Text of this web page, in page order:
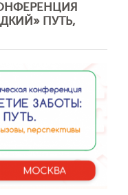
ПУТЬ,
Отправить